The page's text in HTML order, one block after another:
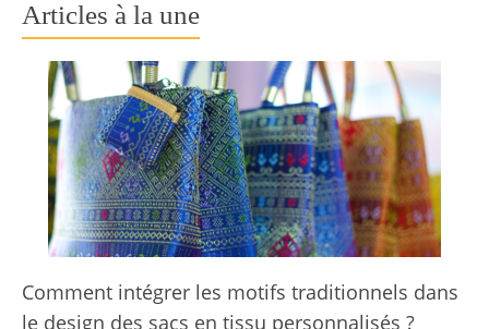
Articles à la une
Comment intégrer les motifs traditionnels dans
le design des sacs en tissu personnalisés ?